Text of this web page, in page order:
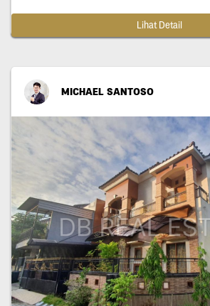
Lihat Detail
MICHAEL SANTOSO